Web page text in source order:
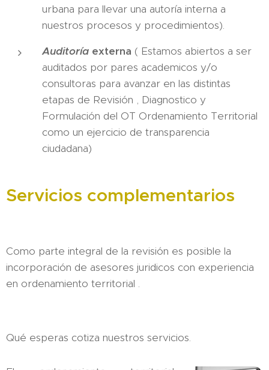
urbana para llevar una autoría interna a
nuestros procesos y procedimientos).
Auditoría externa ( Estamos abiertos a ser
auditados por pares academicos y/o
consultoras para avanzar en las distintas
etapas de Revisión , Diagnostico y
Formulación del OT Ordenamiento Territorial
como un ejercicio de transparencia
ciudadana)
Servicios complementarios
Como parte integral de la revisión es posible la
incorporación de asesores juridicos con experiencia
en ordenamiento territorial .
Qué esperas cotiza nuestros servicios.